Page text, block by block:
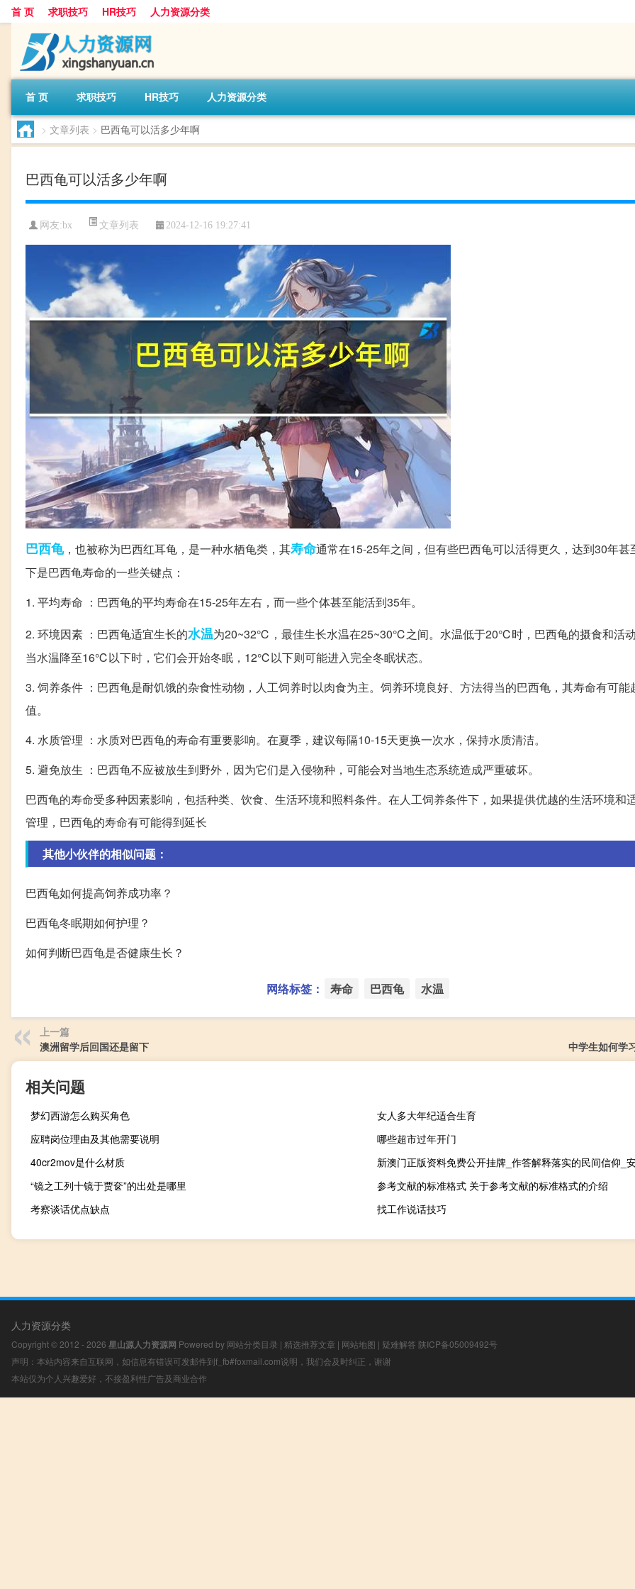
首 页 求职技巧 HR技巧 人力资源分类
首 页 求职技巧 HR技巧 人力资源分类
> 文章列表 > 巴西龟可以活多少年啊
巴西龟可以活多少年啊
网友:bx 文章列表 2024-12-16 19:27:41
巴西龟，也被称为巴西红耳龟，是一种水栖龟类，其寿命通常在15-25年之间，但有些巴西龟可以活得更久，达到30年甚
下是巴西龟寿命的一些关键点：
1. 平均寿命 ：巴西龟的平均寿命在15-25年左右，而一些个体甚至能活到35年。
2. 环境因素 ：巴西龟适宜生长的水温为20~32℃，最佳生长水温在25~30℃之间。水温低于20℃时，巴西龟的摄食和活
当水温降至16℃以下时，它们会开始冬眠，12℃以下则可能进入完全冬眠状态。
3. 饲养条件 ：巴西龟是耐饥饿的杂食性动物，人工饲养时以肉食为主。饲养环境良好、方法得当的巴西龟，其寿命有可能
值。
4. 水质管理 ：水质对巴西龟的寿命有重要影响。在夏季，建议每隔10-15天更换一次水，保持水质清洁。
5. 避免放生 ：巴西龟不应被放生到野外，因为它们是入侵物种，可能会对当地生态系统造成严重破坏。
巴西龟的寿命受多种因素影响，包括种类、饮食、生活环境和照料条件。在人工饲养条件下，如果提供优越的生活环境和
管理，巴西龟的寿命有可能得到延长
其他小伙伴的相似问题：
巴西龟如何提高饲养成功率？
巴西龟冬眠期如何护理？
如何判断巴西龟是否健康生长？
网络标签： 寿命 巴西龟 水温
上一篇
澳洲留学后回国还是留下
中学生如何学
相关问题
梦幻西游怎么购买角色
女人多大年纪适合生育
应聘岗位理由及其他需要说明
哪些超市过年开门
40cr2mov是什么材质
“镜之工列十镜于贾奁”的出处是哪里
参考文献的标准格式 关于参考文献的标准格式的介绍
考察谈话优点缺点
找工作说话技巧
人力资源分类
Copyright © 2012 - 2026 星山源人力资源网 Powered by 网站分类目录 | 精选推荐文章 | 网站地图 | 疑难解答 陕ICP备05009492号
声明：本站内容来自互联网，如信息有错误可发邮件到f_fb#foxmail.com说明，我们会及时纠正，谢谢
本站仅为个人兴趣爱好，不接盈利性广告及商业合作